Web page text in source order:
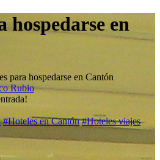
hospedarse en
para hospedarse en Cantón
Rubio
#Hoteles en Cantón #Hoteles viajes